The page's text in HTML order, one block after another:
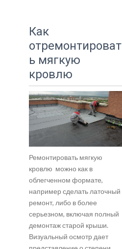
Как
отремонтироват
ь мягкую
кровлю
Ремонтировать мягкую
кровлю можно как в
облегченном формате,
например сделать латочный
ремонт, либо в более
серьезном, включая полный
демонтаж старой крыши.
Визуальный осмотр дает